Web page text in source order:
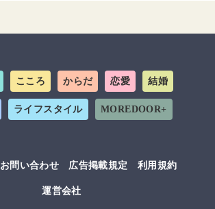
こころ からだ 恋愛 結婚
ライフスタイル MOREDOOR+
お問い合わせ 広告掲載規定
利用規約
運営会社